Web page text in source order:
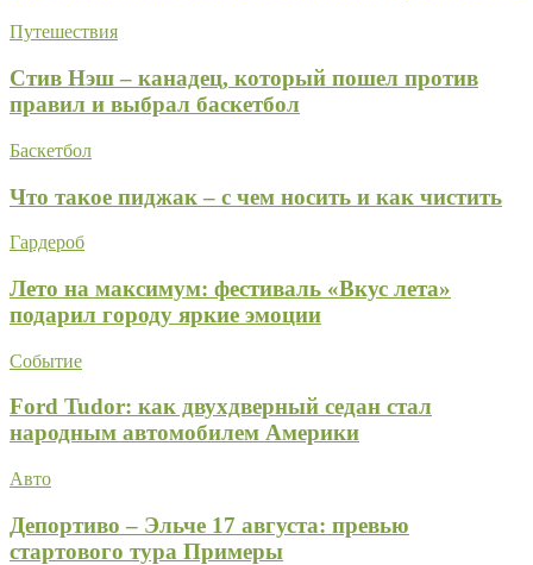
Путешествия
Стив Нэш – канадец, который пошел против
правил и выбрал баскетбол
Баскетбол
Что такое пиджак – с чем носить и как чистить
Гардероб
Лето на максимум: фестиваль «Вкус лета»
подарил городу яркие эмоции
Событие
Ford Tudor: как двухдверный седан стал
народным автомобилем Америки
Авто
Депортиво – Эльче 17 августа: превью
стартового тура Примеры